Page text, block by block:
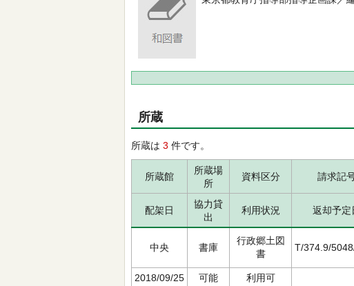
所蔵
所蔵は 3 件です。
所蔵館
所蔵場
所
資料区分 請求記
配架日
協力貸
出
利用状況 返却予定
中央 書庫
行政郷土図
書
T/374.9/
2018/09/25 可能 利用可